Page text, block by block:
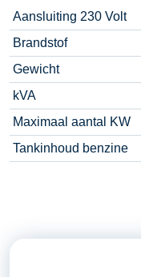
Aansluiting 230 Volt
Brandstof
Gewicht
kVA
Maximaal aantal KW
Tankinhoud benzine